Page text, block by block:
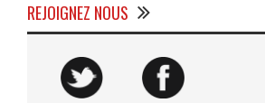
REJOIGNEZ NOUS